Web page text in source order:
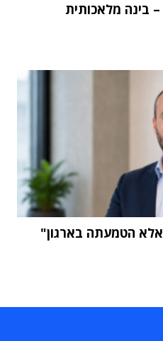
"העתיד הוא Physical AI – בינה מלאכותית